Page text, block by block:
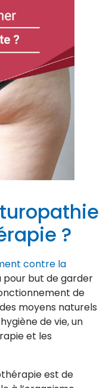
?
contre la
pour but de garder
de
moyens naturels
de vie, un
et les
est de